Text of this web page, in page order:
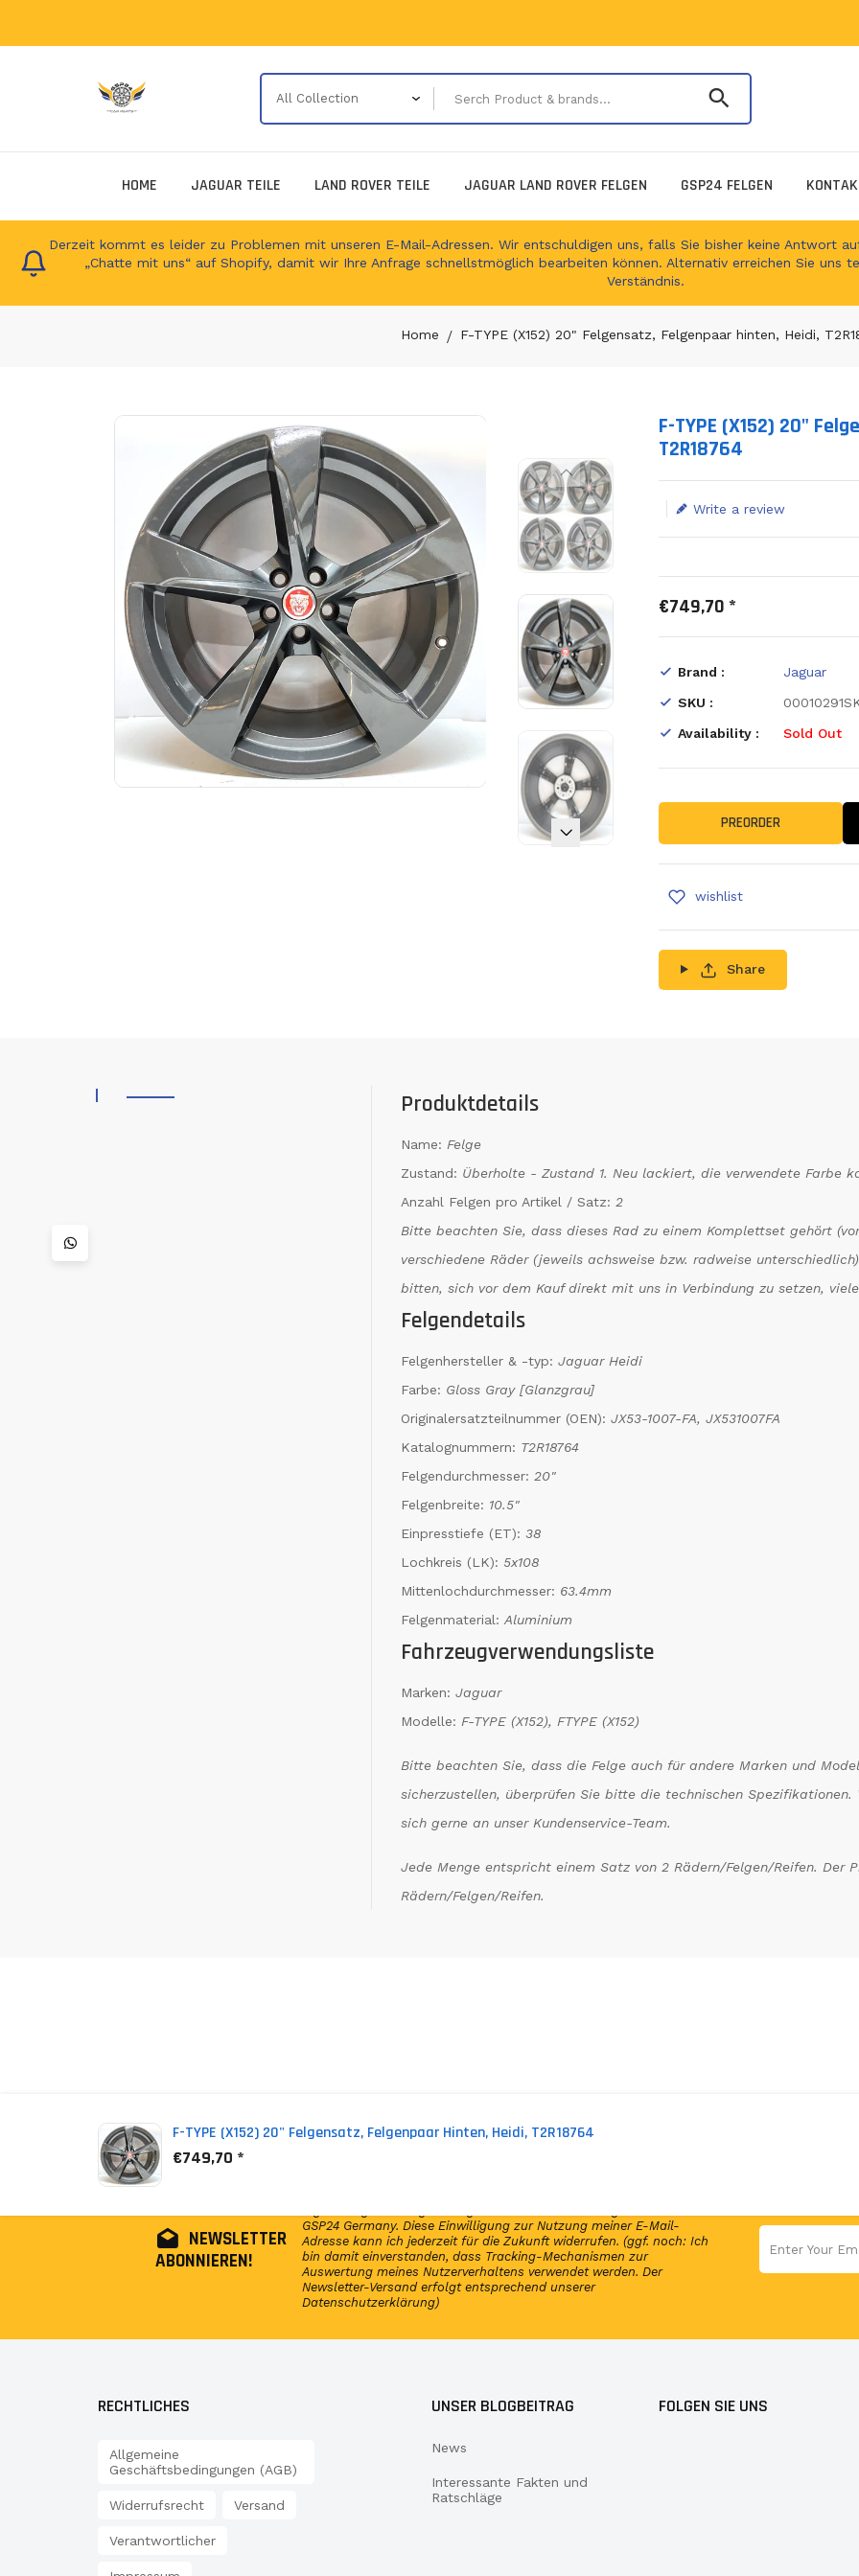
Serch Product &
HOME JAGUAR TEILE LAND ROVER TEILE JAGUAR LAND ROVER FELGEN GSP24 FELGEN
Derzeit kommt es leider zu Problemen mit unseren E-Mail-Adressen. Wir entschuldigen uns, falls Sie bisher keine Antwort
„Chatte mit uns“ auf Shopify, damit wir Ihre Anfrage schnellstmöglich bearbeiten können. Alternativ erreichen Sie uns
Verständnis.
Home F-TYPE (X152) 20" Felgensatz, Felgenpaar hinten, Heidi,
F-TYPE (X152) 20"
T2R18764
Write a review
Translation missing:
€749,70 *
Brand :
Jaguar
SKU :
Availability :
Sold Out
PREORDER
wishlist
Share
Produktdetails
Name: Felge
Zustand: Überholte - Zustand 1. Neu lackiert, die verwendete Farbe
Anzahl Felgen pro Artikel / Satz: 2
Bitte beachten Sie, dass dieses Rad zu einem Komplettset gehört
verschiedene Räder (jeweils achsweise bzw. radweise
bitten, sich vor dem Kauf direkt mit uns in Verbindung zu setzen,
Felgendetails
Felgenhersteller & -typ: Jaguar Heidi
Farbe: Gloss Gray [Glanzgrau]
Originalersatzteilnummer (OEN): JX53-1007-FA, JX531007FA
Katalognummern: T2R18764
Felgendurchmesser: 20"
Felgenbreite: 10.5"
Einpresstiefe (ET): 38
Lochkreis (LK): 5x108
Mittenlochdurchmesser: 63.4mm
Felgenmaterial: Aluminium
Fahrzeugverwendungsliste
Marken: Jaguar
Modelle: F-TYPE (X152), FTYPE (X152)
Bitte beachten Sie, dass die Felge auch für andere Marken und
sicherzustellen, überprüfen Sie bitte die technischen Spezifikationen.
sich gerne an unser Kundenservice-Team.
Jede Menge entspricht einem Satz von 2 Rädern/Felgen/Reifen. Der
Rädern/Felgen/Reifen.
F-TYPE (X152) 20" Felgensatz, Felgenpaar Hinten, Heidi, T2R18764
€749,70 *
NEWSLETTER
ABONNIEREN!
GSP24 Germany. Diese Einwilligung zur Nutzung meiner E-Mail-
Adresse kann ich jederzeit für die Zukunft widerrufen. (ggf. noch: Ich
bin damit einverstanden, dass Tracking-Mechanismen zur
Auswertung meines Nutzerverhaltens verwendet werden. Der
Newsletter-Versand erfolgt entsprechend unserer
Datenschutzerklärung)
RECHTLICHES
Allgemeine
Geschäftsbedingungen (AGB)
Widerrufsrecht Versand
Verantwortlicher
UNSER BLOGBEITRAG
News
Interessante Fakten und
Ratschläge
FOLGEN SIE UNS